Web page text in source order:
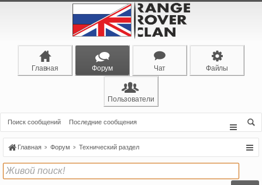
Главная Форум Чат Файлы
Пользователи
Поиск сообщений Последние сообщения
Главная Форум Технический раздел